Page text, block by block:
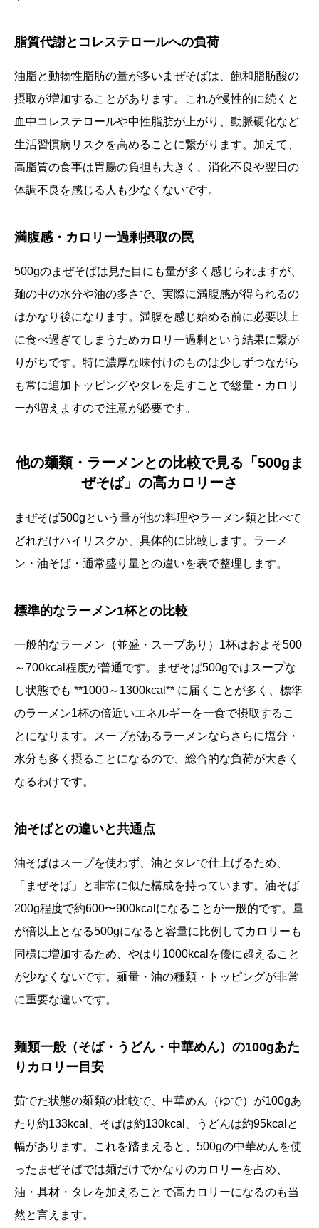
脂質代謝とコレステロールへの負荷
油脂と動物性脂肪の量が多いまぜそばは、飽和脂肪酸の
摂取が増加することがあります。これが慢性的に続くと
血中コレステロールや中性脂肪が上がり、動脈硬化など
生活習慣病リスクを高めることに繋がります。加えて、
高脂質の食事は胃腸の負担も大きく、消化不良や翌日の
体調不良を感じる人も少なくないです。
満腹感・カロリー過剰摂取の罠
500gのまぜそばは見た目にも量が多く感じられますが、
麺の中の水分や油の多さで、実際に満腹感が得られるの
はかなり後になります。満腹を感じ始める前に必要以上
に食べ過ぎてしまうためカロリー過剰という結果に繋が
りがちです。特に濃厚な味付けのものは少しずつながら
も常に追加トッピングやタレを足すことで総量・カロリ
ーが増えますので注意が必要です。
他の麺類・ラーメンとの比較で見る「500gま
ぜそば」の高カロリーさ
まぜそば500gという量が他の料理やラーメン類と比べて
どれだけハイリスクか、具体的に比較します。ラーメ
ン・油そば・通常盛り量との違いを表で整理します。
標準的なラーメン1杯との比較
一般的なラーメン（並盛・スープあり）1杯はおよそ500
～700kcal程度が普通です。まぜそば500gではスープな
し状態でも **1000～1300kcal** に届くことが多く、標準
のラーメン1杯の倍近いエネルギーを一食で摂取するこ
とになります。スープがあるラーメンならさらに塩分・
水分も多く摂ることになるので、総合的な負荷が大きく
なるわけです。
油そばとの違いと共通点
油そばはスープを使わず、油とタレで仕上げるため、
「まぜそば」と非常に似た構成を持っています。油そば
200g程度で約600〜900kcalになることが一般的です。量
が倍以上となる500gになると容量に比例してカロリーも
同様に増加するため、やはり1000kcalを優に超えること
が少なくないです。麺量・油の種類・トッピングが非常
に重要な違いです。
麺類一般（そば・うどん・中華めん）の100gあた
りカロリー目安
茹でた状態の麺類の比較で、中華めん（ゆで）が100gあ
たり約133kcal、そばは約130kcal、うどんは約95kcalと
幅があります。これを踏まえると、500gの中華めんを使
ったまぜそばでは麺だけでかなりのカロリーを占め、
油・具材・タレを加えることで高カロリーになるのも当
然と言えます。